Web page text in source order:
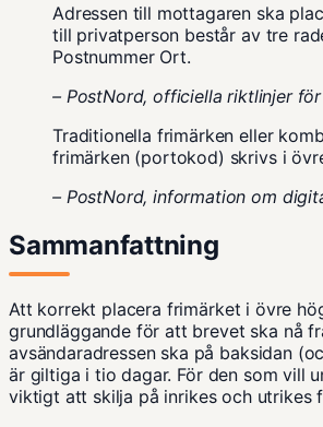
Adressen till mottagaren ska
till privatperson består av tre
Postnummer Ort.
– PostNord, officiella riktlinjer
Traditionella frimärken eller
frimärken (portokod) skrivs i
– PostNord, information om
Sammanfattning
Att korrekt placera frimärket i övre
grundläggande för att brevet ska nå
avsändaradressen ska på baksidan
är giltiga i tio dagar. För den som vill
viktigt att skilja på inrikes och utrikes